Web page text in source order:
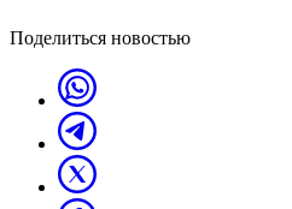
Поделиться новостью